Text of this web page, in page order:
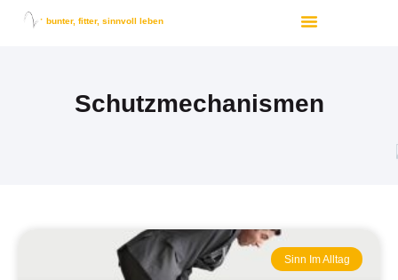
bunter, fitter, sinnvoll leben
Schutzmechanismen
Sinn Im Alltag